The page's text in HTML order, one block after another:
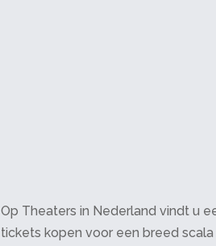
Op Theaters in Nederland vindt u
tickets kopen voor een breed